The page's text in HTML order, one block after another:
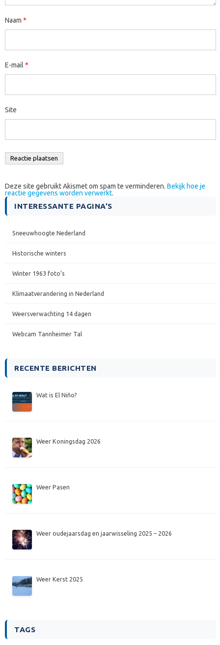
Naam *
E-mail *
Site
Deze site gebruikt Akismet om spam te verminderen. Bekijk hoe je
reactie gegevens worden verwerkt.
INTERESSANTE PAGINA’S
Sneeuwhoogte Nederland
Historische winters
Winter 1963 foto’s
Klimaatverandering in Nederland
Weersverwachting 14 dagen
Webcam Tannheimer Tal
RECENTE BERICHTEN
Wat is El Niño?
Weer Koningsdag 2026
Weer Pasen
Weer oudejaarsdag en jaarwisseling 2025 – 2026
Weer Kerst 2025
TAGS